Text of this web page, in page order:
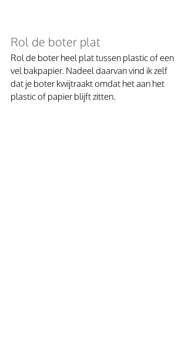
Rol de boter plat
Rol de boter heel plat tussen plastic of een
vel bakpapier. Nadeel daarvan vind ik zelf
dat je boter kwijtraakt omdat het aan het
plastic of papier blijft zitten.